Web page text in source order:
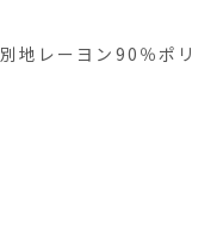
地レーヨン90％ポリ